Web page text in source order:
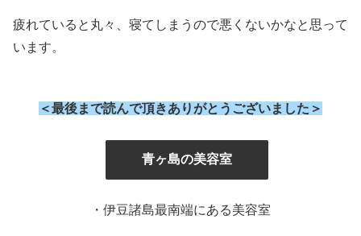
疲れていると丸々、寝てしまうので悪くないかなと思って
います。
＜最後まで読んで頂きありがとうございました＞
青ヶ島の美容室
・伊豆諸島最南端にある美容室